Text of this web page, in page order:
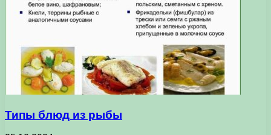
Типы блюд из рыбы